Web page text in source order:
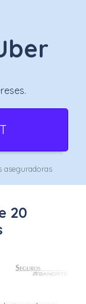
aseguradoras
20